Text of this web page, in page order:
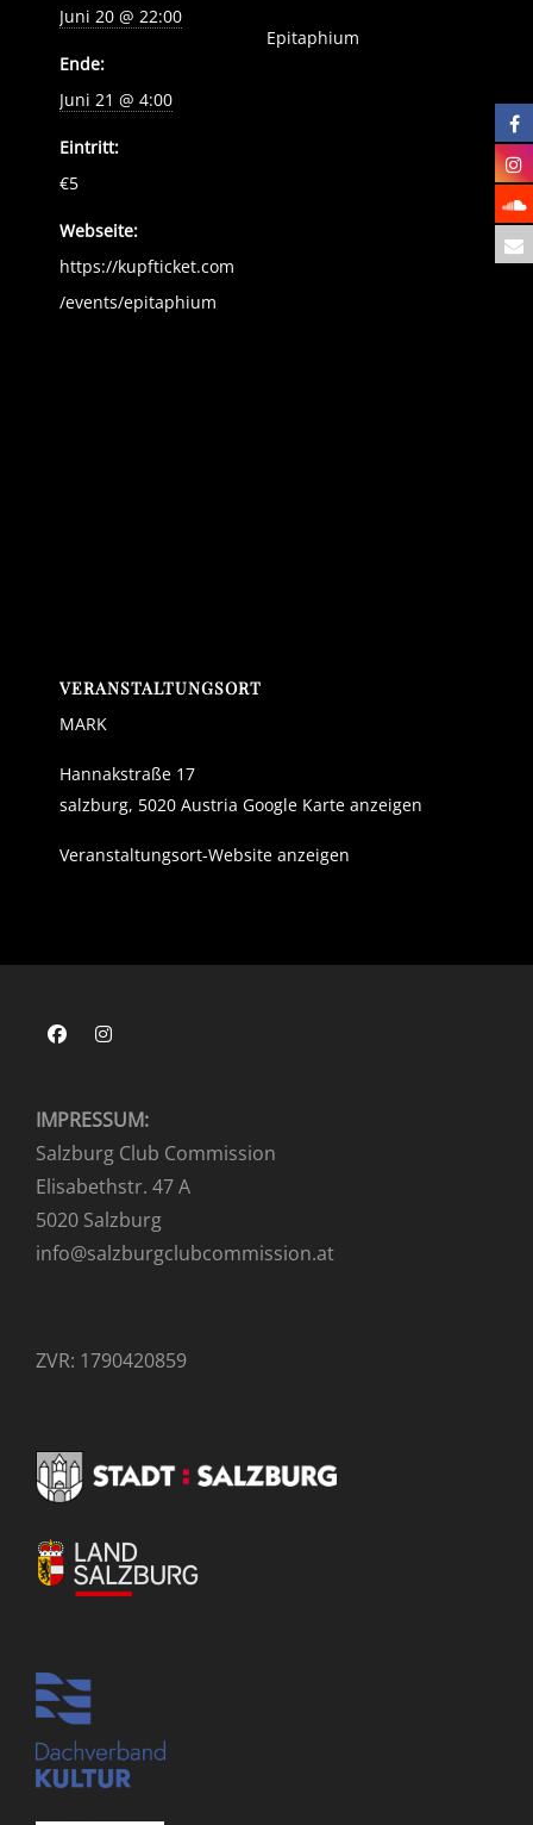
Juni 20 @ 22:00
Ende:
Juni 21 @ 4:00
Eintritt:
€5
Webseite:
https://kupfticket.com
/events/epitaphium
Epitaphium
VERANSTALTUNGSORT
MARK
Hannakstraße 17
salzburg, 5020 Austria Google Karte anzeigen
Veranstaltungsort-Website anzeigen
FacebookInstagram
IMPRESSUM:
Salzburg Club Commission
Elisabethstr. 47 A
5020 Salzburg
info@salzburgclubcommission.at
ZVR: 1790420859